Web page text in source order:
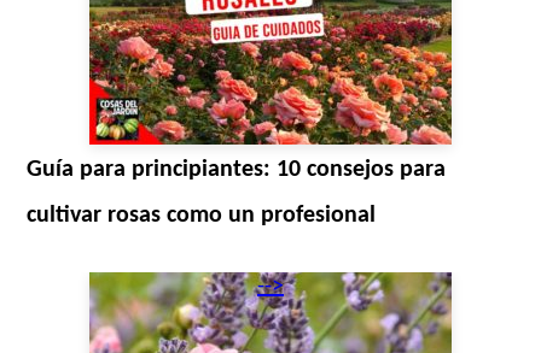
Guía para principiantes: 10 consejos para
cultivar rosas como un profesional
-->